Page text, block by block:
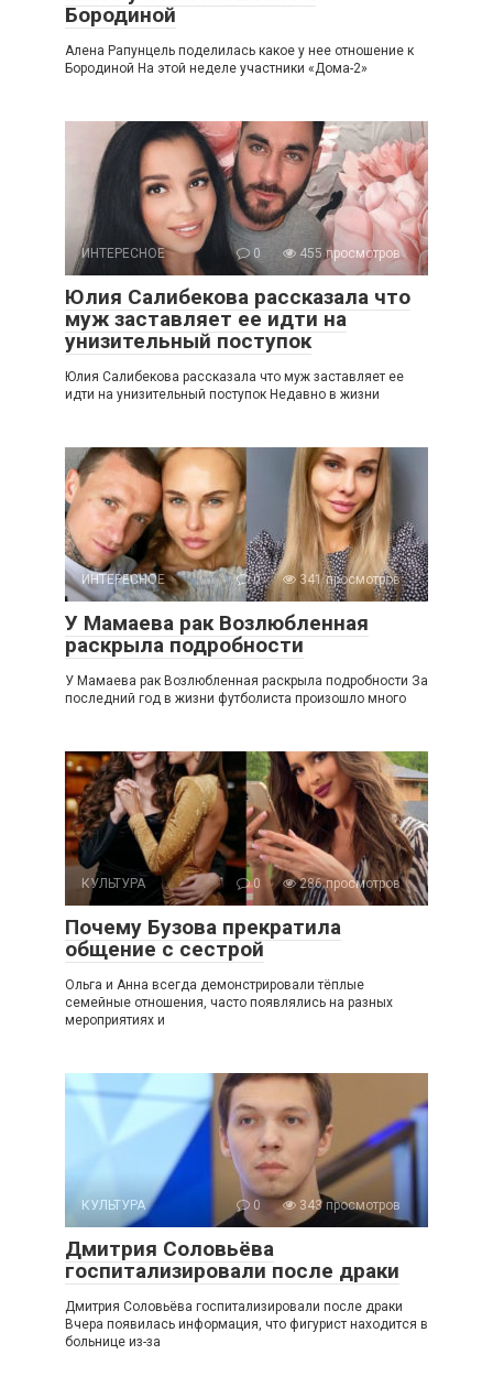
Бородиной
Алена Рапунцель поделилась какое у нее отношение к
Бородиной На этой неделе участники «Дома-2»
ИНТЕРЕСНОЕ 0 455 просмотров
Юлия Салибекова рассказала что
муж заставляет ее идти на
унизительный поступок
Юлия Салибекова рассказала что муж заставляет ее
идти на унизительный поступок Недавно в жизни
ИНТЕРЕСНОЕ 0 341 просмотров
У Мамаева рак Возлюбленная
раскрыла подробности
У Мамаева рак Возлюбленная раскрыла подробности За
последний год в жизни футболиста произошло много
КУЛЬТУРА 0 286 просмотров
Почему Бузова прекратила
общение с сестрой
Ольга и Анна всегда демонстрировали тёплые
семейные отношения, часто появлялись на разных
мероприятиях и
КУЛЬТУРА 0 343 просмотров
Дмитрия Соловьёва
госпитализировали после драки
Дмитрия Соловьёва госпитализировали после драки
Вчера появилась информация, что фигурист находится в
больнице из-за